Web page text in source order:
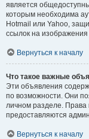
является
которым необходима
Hotmail или Yahoo,
ссылок на
Вернуться к началу
Что такое важные
Эти объявления
по возможности. Они
личном разделе.
предоставляются
Вернуться к началу